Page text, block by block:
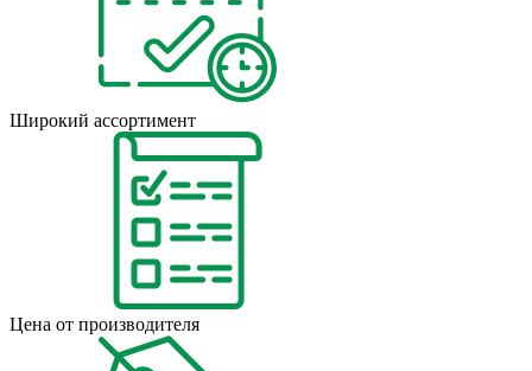
Широкий ассортимент
Цена от производителя